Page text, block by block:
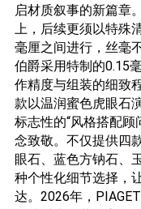
启材质叙事的新篇章
上，后续更须以特殊
毫厘之间进行，丝毫
伯爵采用特制的0.15
作精度与组装的细致
款以温润蜜色虎眼石
标志性的“风格搭配
念致敬。不仅提供四
眼石、蓝色方钠石、
种个性化细节选择，
达。2026年，